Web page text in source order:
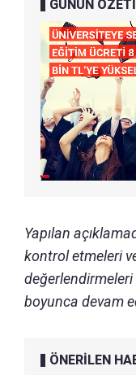
GÜNÜN ÖZETİ
Yapılan
kontrol etmeleri
değerlendirmeleri
boyunca devam
ÖNERİLEN